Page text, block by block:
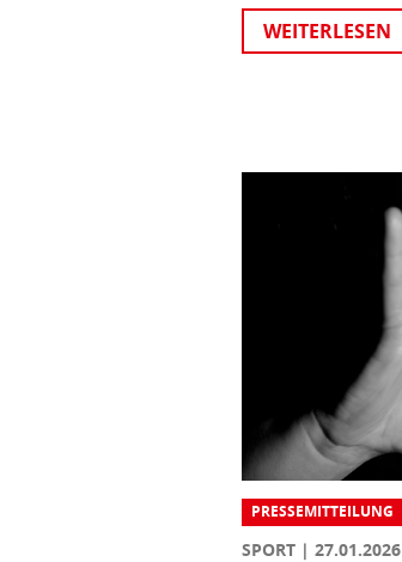
WEITERLESEN
PRESSEMITTEILUNG
SPORT 27.01.2026